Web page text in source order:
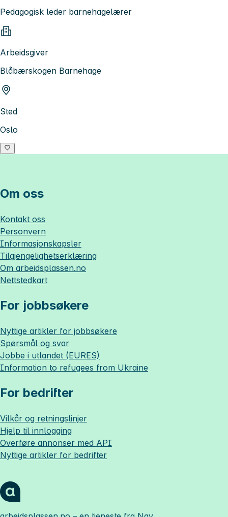
Pedagogisk leder barnehagelærer
Arbeidsgiver
Blåbærskogen Barnehage
Sted
Oslo
Om oss
Kontakt oss
Personvern
Informasjonskapsler
Tilgjengelighetserklæring
Om arbeidsplassen.no
Nettstedkart
For jobbsøkere
Nyttige artikler for jobbsøkere
Spørsmål og svar
Jobbe i utlandet (EURES)
Information to refugees from Ukraine
For bedrifter
Vilkår og retningslinjer
Hjelp til innlogging
Overføre annonser med API
Nyttige artikler for bedrifter